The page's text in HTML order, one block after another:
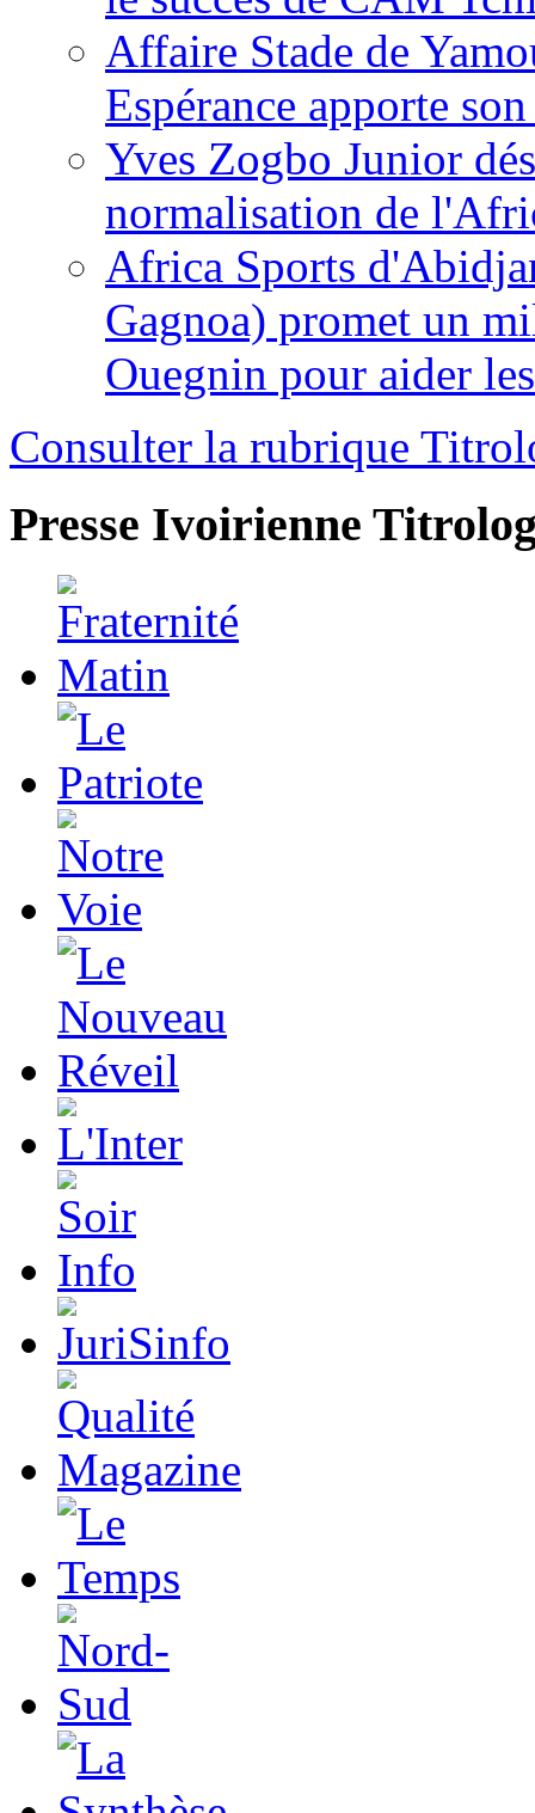
Affaire Stade de
Espérance apporte
Yves Zogbo Junior
normalisation de
Africa Sports
Gagnoa) promet un
Ouegnin pour aider
Consulter la rubrique
Presse Ivoirienne